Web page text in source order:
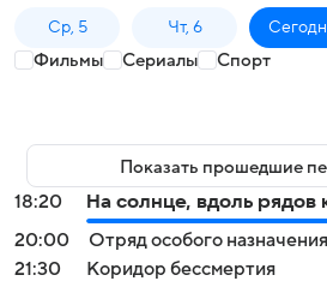
Ср, 5 Чт, 6
Фильмы Сериалы Спорт
Показать прошедшие
18:20
На солнце, вдоль рядов
20:00
Отряд особого назначения
21:30
Коридор бессмертия